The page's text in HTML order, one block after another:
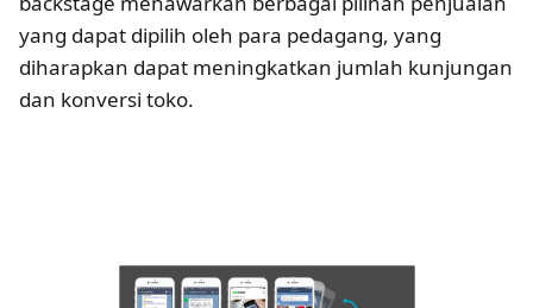
yang dapat dipilih oleh para pedagang, yang
diharapkan dapat meningkatkan jumlah kunjungan
dan konversi toko.